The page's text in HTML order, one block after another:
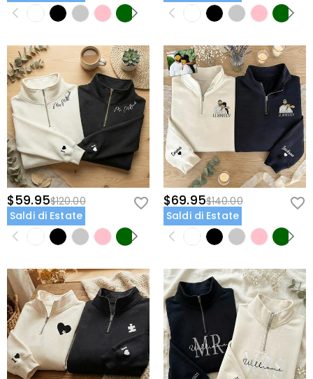
$59.95$120.00
Saldi di Estate
$69.95$140.00
Saldi di Estate